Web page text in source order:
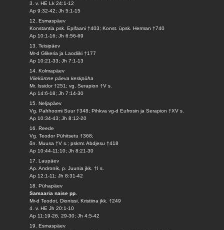
3. v. HE Lk 24:1-12
Ap 9:32-42; Jh 5:1-15
12. Esmaspäev
Konstantia psk. Epifaani †403; Konst. üpsk. Herman †740
Ap 10:1-16; Jh 6:56-69
13. Teisipäev
Mr-d Glikeria ja Laodiiki †177
Ap 10:21-33; Jh 7:1-13
14. Kolmapäev
Viiekümne päeva keskpüha
Mr. Issidor †251; vg. Serapion †V s.
Ap 14:6-18; Jh 7:14-30
15. Neljapäev
Vg. Pahhoomi Suur †348; Pihkva vg-d Eufrosin ja Serapion †XV s.
Ap 10:34-43; Jh 8:12-20
16. Reede
Vg. Teodor Pühitsetu †368;
õn. Muusa †V s.; pskmr. Abdjesu †418
Ap 10:44-11:10; Jh 8:21-30
17. Laupäev
Ap. Andronik, p. Juunia jkk. †I s.
Ap 12:1-11; Jh 8:31-42
18. Pühapäev
Samaaria naise pp.
Mr-d Teodot, Dionissi, Kristiina jkk. †249
4. v. HE Jh 20:1-10
Ap 11:19-26, 29-30; Jh 4:5-42
19. Esmaspäev